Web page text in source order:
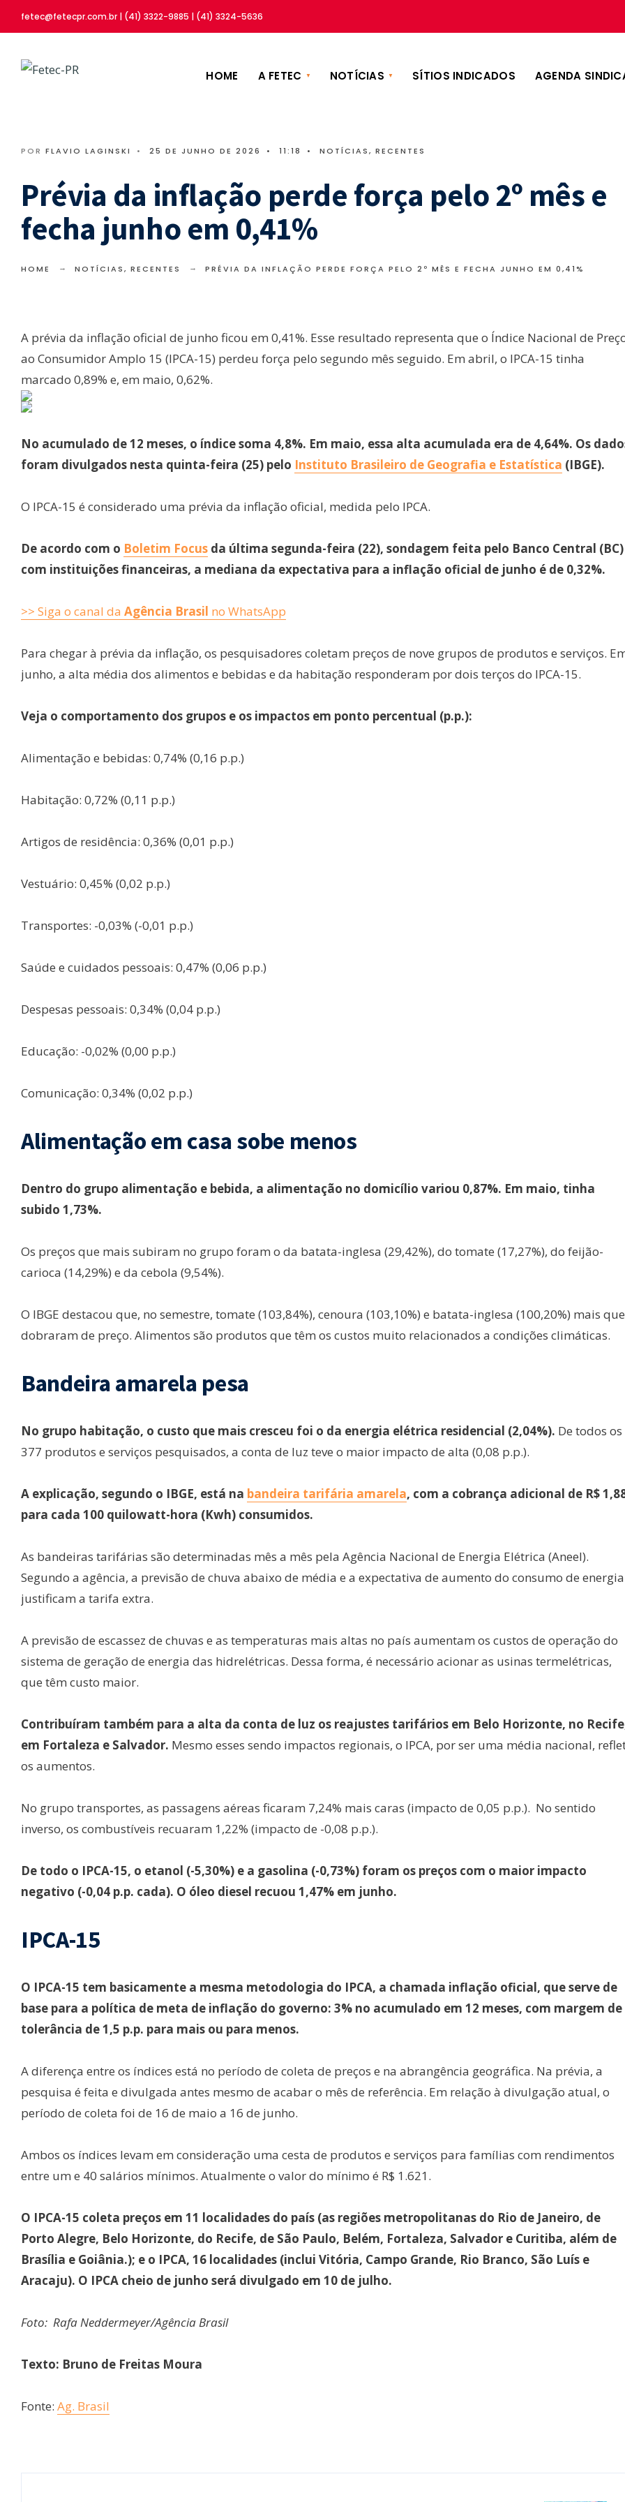
fetec@fetecpr.com.br | (41) 3322-9885 | (41) 3324-5636
HOME A FETEC NOTÍCIAS SÍTIOS INDICADOS AGENDA
POR FLAVIO LAGINSKI • 25 DE JUNHO DE 2026 • 11:18 • NOTÍCIAS, RECENTES
Prévia da inflação perde força pelo 2º mês e
fecha junho em 0,41%
HOME NOTÍCIAS, RECENTES PRÉVIA DA INFLAÇÃO PERDE FORÇA PELO 2º MÊS E FECHA JUNHO EM 0,41%
A prévia da inflação oficial de junho ficou em 0,41%. Esse resultado representa que o Índice Nacional de
ao Consumidor Amplo 15 (IPCA-15) perdeu força pelo segundo mês seguido. Em abril, o IPCA-15 tinha
marcado 0,89% e, em maio, 0,62%.
No acumulado de 12 meses, o índice soma 4,8%. Em maio, essa alta acumulada era de 4,64%. Os
foram divulgados nesta quinta-feira (25) pelo Instituto Brasileiro de Geografia e Estatística (IBGE).
O IPCA-15 é considerado uma prévia da inflação oficial, medida pelo IPCA.
De acordo com o Boletim Focus da última segunda-feira (22), sondagem feita pelo Banco Central (BC)
com instituições financeiras, a mediana da expectativa para a inflação oficial de junho é de 0,32%.
>> Siga o canal da Agência Brasil no WhatsApp
Para chegar à prévia da inflação, os pesquisadores coletam preços de nove grupos de produtos e serviços.
junho, a alta média dos alimentos e bebidas e da habitação responderam por dois terços do IPCA-15.
Veja o comportamento dos grupos e os impactos em ponto percentual (p.p.):
Alimentação e bebidas: 0,74% (0,16 p.p.)
Habitação: 0,72% (0,11 p.p.)
Artigos de residência: 0,36% (0,01 p.p.)
Vestuário: 0,45% (0,02 p.p.)
Transportes: -0,03% (-0,01 p.p.)
Saúde e cuidados pessoais: 0,47% (0,06 p.p.)
Despesas pessoais: 0,34% (0,04 p.p.)
Educação: -0,02% (0,00 p.p.)
Comunicação: 0,34% (0,02 p.p.)
Alimentação em casa sobe menos
Dentro do grupo alimentação e bebida, a alimentação no domicílio variou 0,87%. Em maio, tinha
subido 1,73%.
Os preços que mais subiram no grupo foram o da batata-inglesa (29,42%), do tomate (17,27%), do feijão-
carioca (14,29%) e da cebola (9,54%).
O IBGE destacou que, no semestre, tomate (103,84%), cenoura (103,10%) e batata-inglesa (100,20%) mais que
dobraram de preço. Alimentos são produtos que têm os custos muito relacionados a condições climáticas.
Bandeira amarela pesa
No grupo habitação, o custo que mais cresceu foi o da energia elétrica residencial (2,04%). De todos os
377 produtos e serviços pesquisados, a conta de luz teve o maior impacto de alta (0,08 p.p.).
A explicação, segundo o IBGE, está na bandeira tarifária amarela, com a cobrança adicional de R$
para cada 100 quilowatt-hora (Kwh) consumidos.
As bandeiras tarifárias são determinadas mês a mês pela Agência Nacional de Energia Elétrica (Aneel).
Segundo a agência, a previsão de chuva abaixo de média e a expectativa de aumento do consumo de energia
justificam a tarifa extra.
A previsão de escassez de chuvas e as temperaturas mais altas no país aumentam os custos de operação do
sistema de geração de energia das hidrelétricas. Dessa forma, é necessário acionar as usinas termelétricas,
que têm custo maior.
Contribuíram também para a alta da conta de luz os reajustes tarifários em Belo Horizonte, no
em Fortaleza e Salvador. Mesmo esses sendo impactos regionais, o IPCA, por ser uma média nacional,
os aumentos.
No grupo transportes, as passagens aéreas ficaram 7,24% mais caras (impacto de 0,05 p.p.). No sentido
inverso, os combustíveis recuaram 1,22% (impacto de -0,08 p.p.).
De todo o IPCA-15, o etanol (-5,30%) e a gasolina (-0,73%) foram os preços com o maior impacto
negativo (-0,04 p.p. cada). O óleo diesel recuou 1,47% em junho.
IPCA-15
O IPCA-15 tem basicamente a mesma metodologia do IPCA, a chamada inflação oficial, que serve de
base para a política de meta de inflação do governo: 3% no acumulado em 12 meses, com margem de
tolerância de 1,5 p.p. para mais ou para menos.
A diferença entre os índices está no período de coleta de preços e na abrangência geográfica. Na prévia, a
pesquisa é feita e divulgada antes mesmo de acabar o mês de referência. Em relação à divulgação atual, o
período de coleta foi de 16 de maio a 16 de junho.
Ambos os índices levam em consideração uma cesta de produtos e serviços para famílias com rendimentos
entre um e 40 salários mínimos. Atualmente o valor do mínimo é R$ 1.621.
O IPCA-15 coleta preços em 11 localidades do país (as regiões metropolitanas do Rio de Janeiro, de
Porto Alegre, Belo Horizonte, do Recife, de São Paulo, Belém, Fortaleza, Salvador e Curitiba, além de
Brasília e Goiânia.); e o IPCA, 16 localidades (inclui Vitória, Campo Grande, Rio Branco, São Luís e
Aracaju). O IPCA cheio de junho será divulgado em 10 de julho.
Foto: Rafa Neddermeyer/Agência Brasil
Texto: Bruno de Freitas Moura
Fonte: Ag. Brasil